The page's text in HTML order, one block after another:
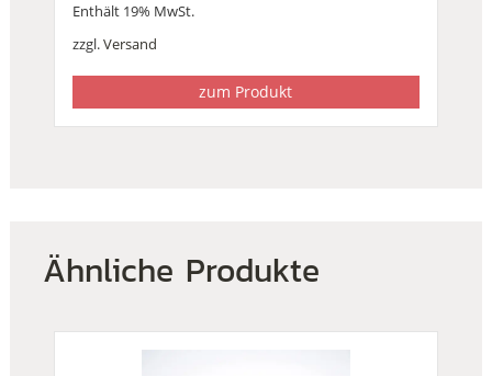
Enthält 19% MwSt.
zzgl.Versand
zum Produkt
Ähnliche Produkte